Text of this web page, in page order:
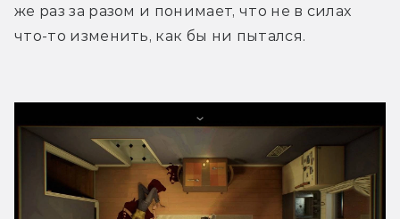
же раз за разом и понимает, что не в силах
что-то изменить, как бы ни пытался.